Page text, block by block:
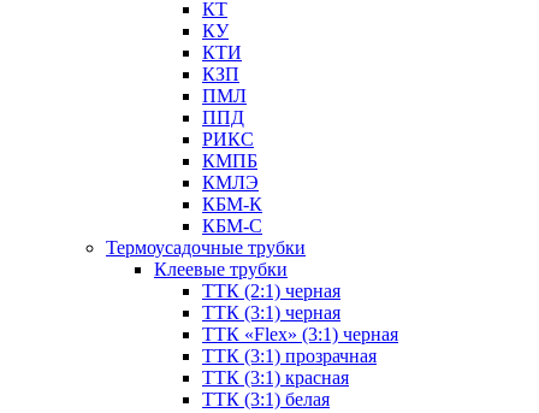
КТ
КУ
КТИ
КЗП
ПМЛ
ППД
РИКС
КМПБ
КМЛЭ
КБМ-К
КБМ-С
Термоусадочные трубки
Клеевые трубки
ТТК (2:1) черная
ТТК (3:1) черная
ТТК «Flex» (3:1) черная
ТТК (3:1) прозрачная
ТТК (3:1) красная
ТТК (3:1) белая